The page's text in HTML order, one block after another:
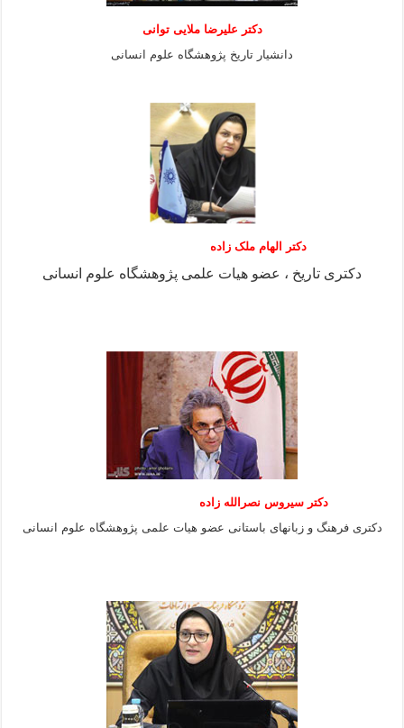
دكتر عليرضا ملايى توانی
دانشيار تاريخ پژوهشگاه علوم انسانی
دکتر الهام ملک زاده
دکتری تاریخ ، عضو هیات علمی پژوهشگاه علوم انسانی
دکتر سیروس نصرالله زاده
دکتری فرهنگ و زبانهای باستانی عضو هیات علمی پژوهشگاه علوم انسانی